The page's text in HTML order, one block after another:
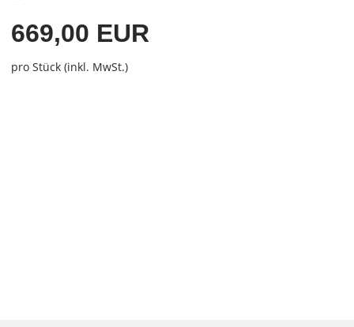
669,00 EUR
pro Stück (inkl. MwSt.)